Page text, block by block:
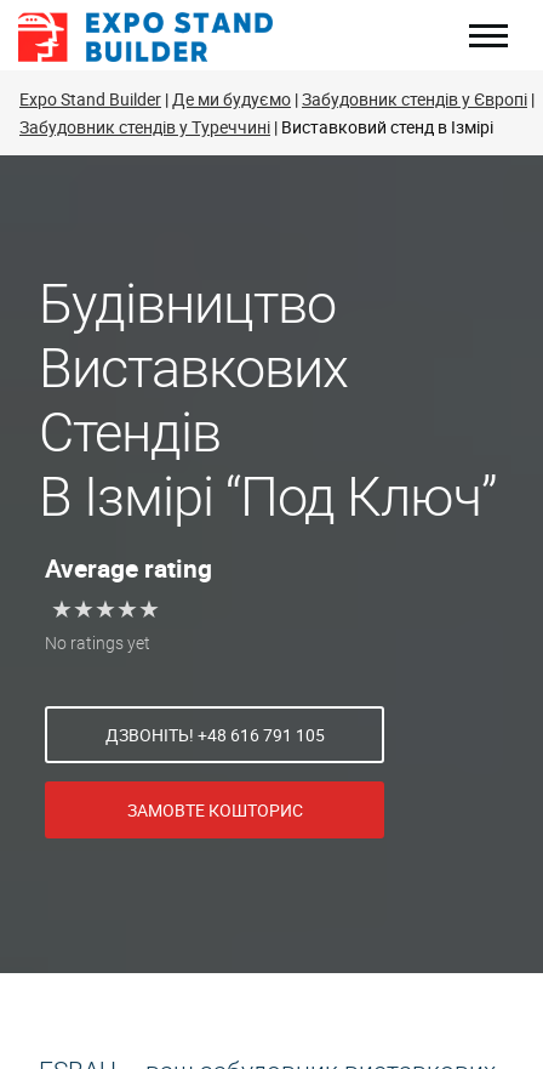
Перейти
Expo Stand Builder Де ми будуємо Забудовник стендів у Європі
Забудовник стендів у Туреччині Виставковий стенд в Ізмірі
Будівництво
Виставкових
Стендів
В Ізмірі “под Ключ”
Average rating
★★★★★
★★★★★
No ratings yet
ДЗВОНІТЬ! +48 616 791 105
ЗАМОВТЕ КОШТОРИС